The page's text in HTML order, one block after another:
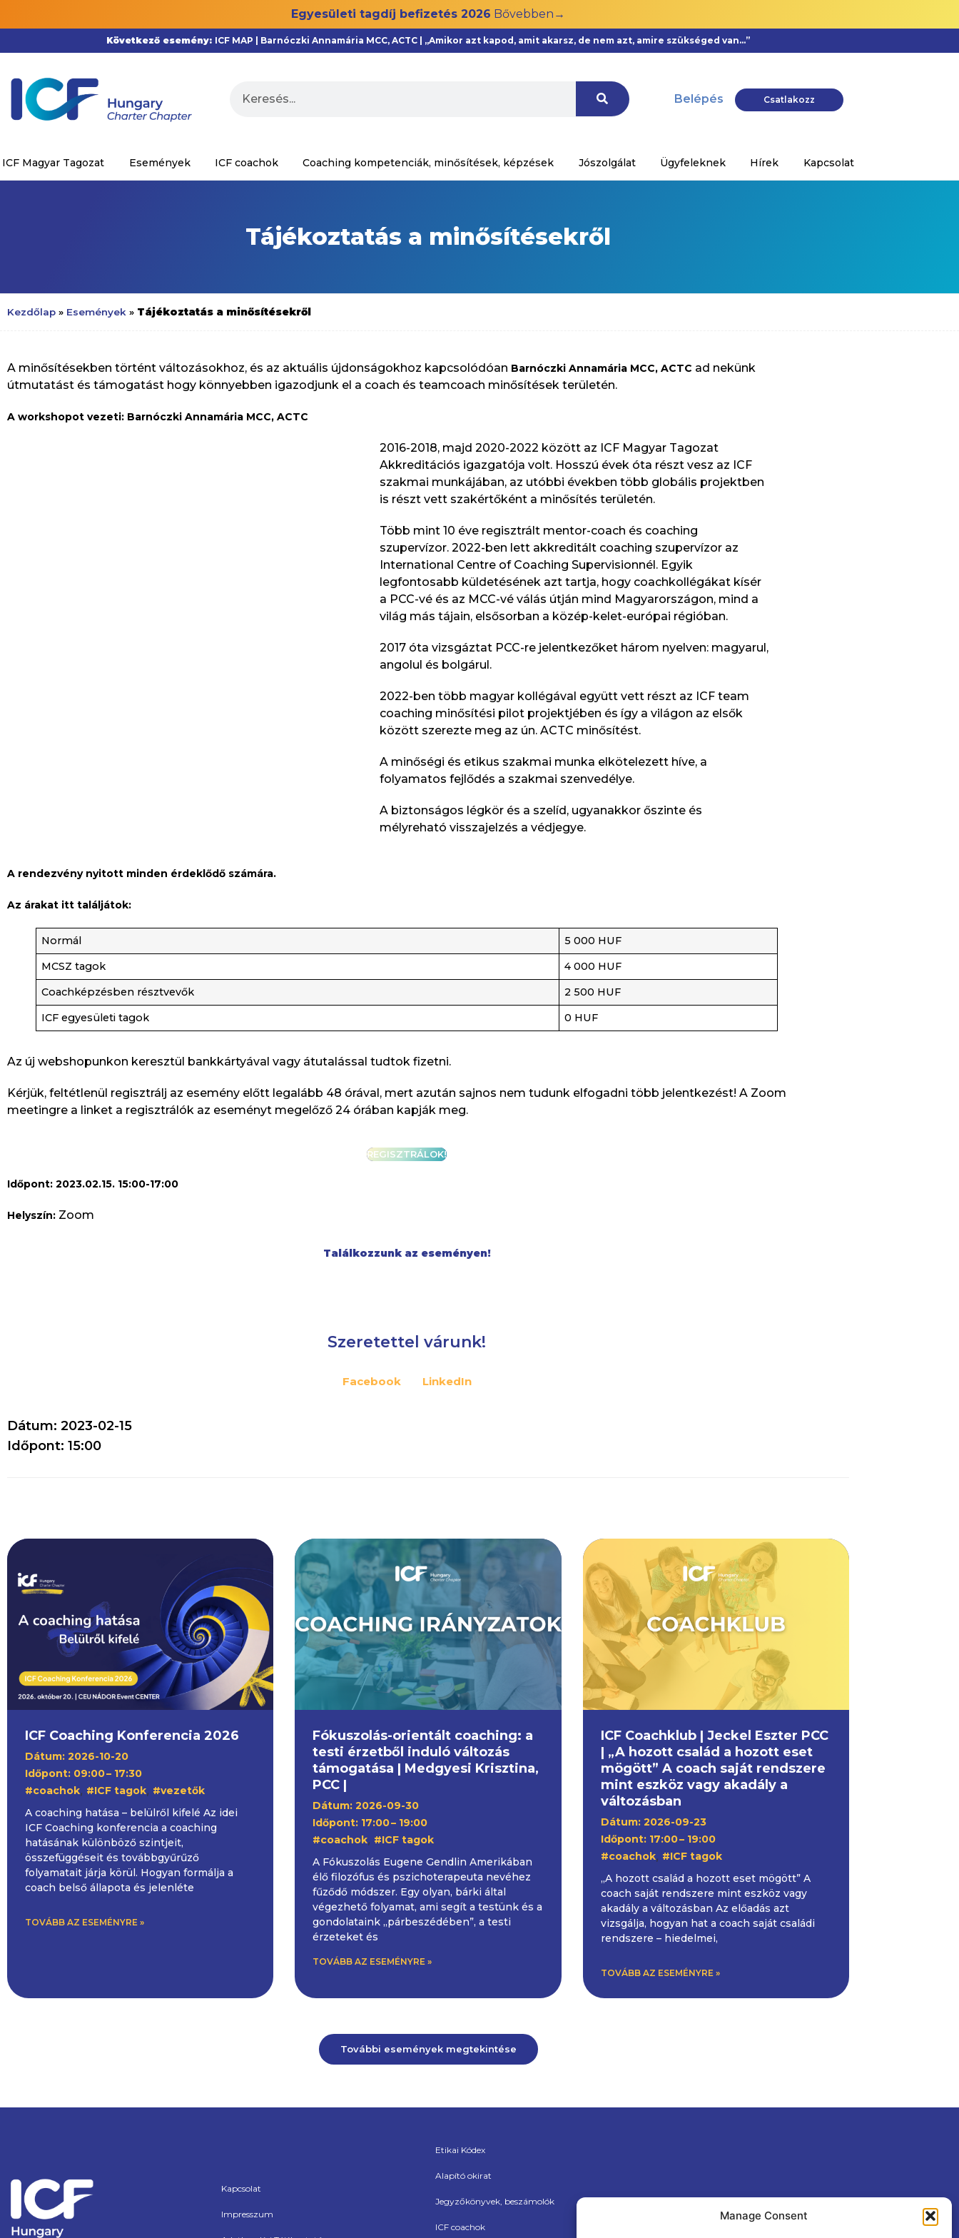
Manage Consent
Egyesületi tagdíj befizetés 2026 Bővebben→
Következő esemény: ICF MAP | Barnóczki Annamária MCC, ACTC | „Amikor azt kapod, amit akarsz, de nem azt, amire szükséged van…”
Belépés Csatlakozz
ICF Magyar Tagozat Események ICF coachok Coaching kompetenciák, minősítések, képzések Jószolgálat Ügyfeleknek Hírek Kapcsolat
Tájékoztatás a minősítésekről
Kezdőlap » Események » Tájékoztatás a minősítésekről
A minősítésekben történt változásokhoz, és az aktuális újdonságokhoz kapcsolódóan Barnóczki Annamária MCC, ACTC ad nekünk
útmutatást és támogatást hogy könnyebben igazodjunk el a coach és teamcoach minősítések területén.
A workshopot vezeti: Barnóczki Annamária MCC, ACTC
2016-2018, majd 2020-2022 között az ICF Magyar Tagozat
Akkreditációs igazgatója volt. Hosszú évek óta részt vesz az ICF
szakmai munkájában, az utóbbi években több globális projektben
is részt vett szakértőként a minősítés területén.
Több mint 10 éve regisztrált mentor-coach és coaching
szupervízor. 2022-ben lett akkreditált coaching szupervízor az
International Centre of Coaching Supervisionnél. Egyik
legfontosabb küldetésének azt tartja, hogy coachkollégákat kísér
a PCC-vé és az MCC-vé válás útján mind Magyarországon, mind a
világ más tájain, elsősorban a közép-kelet-európai régióban.
2017 óta vizsgáztat PCC-re jelentkezőket három nyelven: magyarul,
angolul és bolgárul.
2022-ben több magyar kollégával együtt vett részt az ICF team
coaching minősítési pilot projektjében és így a világon az elsők
között szerezte meg az ún. ACTC minősítést.
A minőségi és etikus szakmai munka elkötelezett híve, a
folyamatos fejlődés a szakmai szenvedélye.
A biztonságos légkör és a szelíd, ugyanakkor őszinte és
mélyreható visszajelzés a védjegye.
A rendezvény nyitott minden érdeklődő számára.
Az árakat itt találjátok:
Normál
5 000 HUF
MCSZ tagok
4 000 HUF
Coachképzésben résztvevők
2 500 HUF
ICF egyesületi tagok
0 HUF
Az új webshopunkon keresztül bankkártyával vagy átutalással tudtok fizetni.
Kérjük, feltétlenül regisztrálj az esemény előtt legalább 48 órával, mert azután sajnos nem tudunk elfogadni több jelentkezést! A Zoom
meetingre a linket a regisztrálók az eseményt megelőző 24 órában kapják meg.
REGISZTRÁLOK!
Időpont: 2023.02.15. 15:00-17:00
Helyszín: Zoom
Találkozzunk az eseményen!
Szeretettel várunk!
Facebook LinkedIn
Dátum: 2023-02-15
Időpont: 15:00
ICF Coaching Konferencia 2026
Dátum: 2026-10-20
Időpont: 09:00– 17:30
#coachok, #ICF tagok, #vezetők
A coaching hatása – belülről kifelé Az idei
ICF Coaching konferencia a coaching
hatásának különböző szintjeit,
összefüggéseit és továbbgyűrűző
folyamatait járja körül. Hogyan formálja a
coach belső állapota és jelenléte
TOVÁBB AZ ESEMÉNYRE »
Fókuszolás-orientált coaching: a
testi érzetből induló változás
támogatása | Medgyesi Krisztina,
PCC |
Dátum: 2026-09-30
Időpont: 17:00– 19:00
#coachok, #ICF tagok
A Fókuszolás Eugene Gendlin Amerikában
élő filozófus és pszichoterapeuta nevéhez
fűződő módszer. Egy olyan, bárki által
végezhető folyamat, ami segít a testünk és a
gondolataink „párbeszédében”, a testi
érzeteket és
TOVÁBB AZ ESEMÉNYRE »
ICF Coachklub | Jeckel Eszter PCC
| „A hozott család a hozott eset
mögött” A coach saját rendszere
mint eszköz vagy akadály a
változásban
Dátum: 2026-09-23
Időpont: 17:00– 19:00
#coachok, #ICF tagok
„A hozott család a hozott eset mögött” A
coach saját rendszere mint eszköz vagy
akadály a változásban Az előadás azt
vizsgálja, hogyan hat a coach saját családi
rendszere – hiedelmei,
TOVÁBB AZ ESEMÉNYRE »
További események megtekintése
Kapcsolat
Impresszum
Etikai Kódex
Alapító okirat
Jegyzőkönyvek, beszámolók
ICF coachok